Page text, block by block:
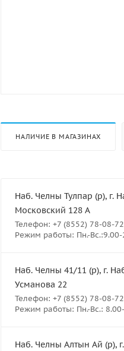
НАЛИЧИЕ В МАГАЗИНАХ
Наб. Челны Тулпар (р), г.
Московский 128 А
Телефон: +7 (8552) 78-08-72
Режим работы: Пн.-Вс.:9.00-
Наб. Челны 41/11 (р), г.
Усманова 22
Телефон: +7 (8552) 78-08-72
Режим работы: Пн.-Вс.:
Наб. Челны Алтын Ай (р),